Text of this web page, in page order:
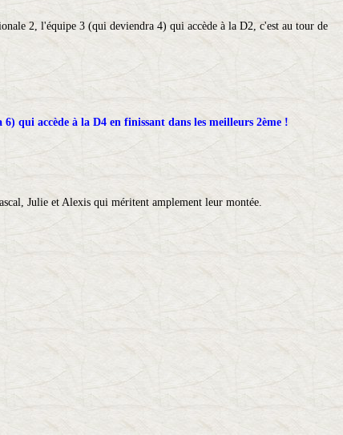
2, l'équipe 3 (qui deviendra 4) qui accède à la D2, c'est au tour de
qui accède à la D4 en finissant dans les meilleurs 2ème !
Julie et Alexis qui méritent amplement leur montée.